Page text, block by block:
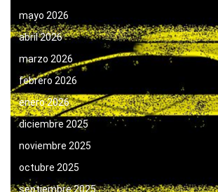
mayo 2026
abril 2026
marzo 2026
febrero 2026
enero 2026
diciembre 2025
noviembre 2025
octubre 2025
septiembre 2025